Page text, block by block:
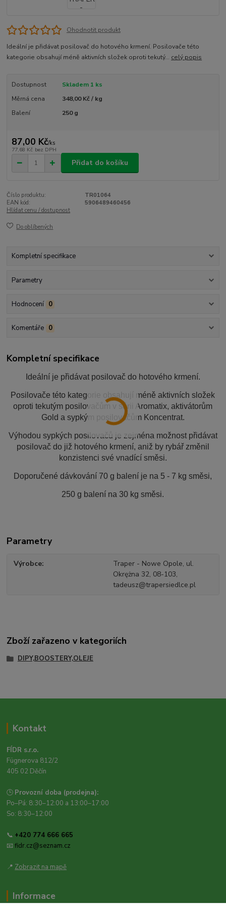
Ohodnotit produkt
Ideální je přidávat posilovač do hotového krmení. Posilovače této
kategorie obsahují méně aktivních složek oproti tekutý... celý popis
Dostupnost
Skladem 1 ks
Měrná cena
348,00 Kč / kg
Balení
250 g
87,00 Kč/ks
77,68 Kč bez DPH
Přidat do košíku
Číslo produktu:
TR01064
EAN kód:
5906489460456
Hlídat cenu / dostupnost
Do oblíbených
Kompletní specifikace
Parametry
Hodnocení 0
Komentáře 0
Kompletní specifikace
Ideální je přidávat posilovač do hotového krmení.
Posilovače této kategorie obsahují méně aktivních složek
oproti tekutým posilovačům v sérii Aromatix, aktivátorům
Gold a sypkým posilovačům Koncentrat.
Výhodou sypkých posilovačů je zejména možnost přidávat
posilovač do již hotového krmení, aniž by rybář změnil
konzistenci své vnadící směsi.
Doporučené dávkování 70 g balení je na 5 - 7 kg směsi,
250 g balení na 30 kg směsi.
Parametry
Výrobce
Traper - Nowe Opole, ul.
Okrężna 32, 08-103,
tadeusz@trapersiedlce.pl
Zboží zařazeno v kategoriích
DIPY,BOOSTERY,OLEJE
Kontakt
FÍDR s.r.o.
Fügnerova 812/2
405 02 Děčín
🕒 Provozní doba (prodejna):
Po–Pá: 8:30–12:00 a 13:00–17:00
So: 8:30–12:00
📞 +420 774 666 665
📧fidr.cz@seznam.cz
📍 Zobrazit na mapě
Informace